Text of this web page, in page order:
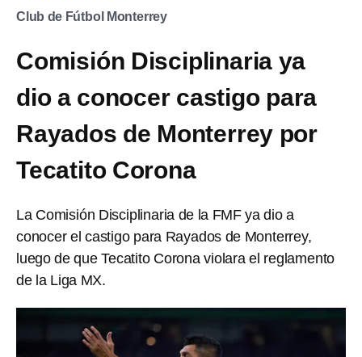
Club de Fútbol Monterrey
Comisión Disciplinaria ya
dio a conocer castigo para
Rayados de Monterrey por
Tecatito Corona
La Comisión Disciplinaria de la FMF ya dio a
conocer el castigo para Rayados de Monterrey,
luego de que Tecatito Corona violara el reglamento
de la Liga MX.